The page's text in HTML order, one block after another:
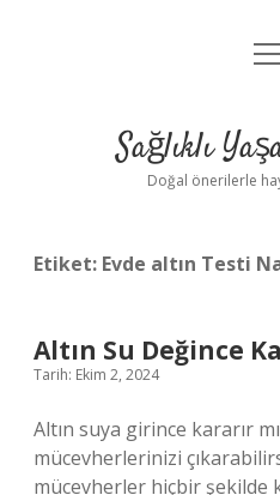
Yasal
Sağlıklı
Doğal önerilerle
Etiket: Evde altın Testi
Altın Su Değince
Tarih: Ekim 2, 2024
Altın suya girince kararır
mücevherlerinizi
mücevherler hiçbir şekilde